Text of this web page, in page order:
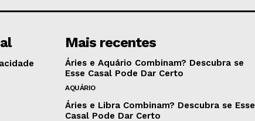
Mais recentes
Áries e Aquário Combinam? Descubra se
Esse Casal Pode Dar Certo
AQUÁRIO
Áries e Libra Combinam? Descubra se Esse
Casal Pode Dar Certo